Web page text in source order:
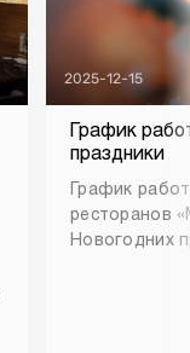
2025-12-15
График
праздники
График
ресторанов
Новогодних